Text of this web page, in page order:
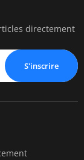
directement
S'inscrire